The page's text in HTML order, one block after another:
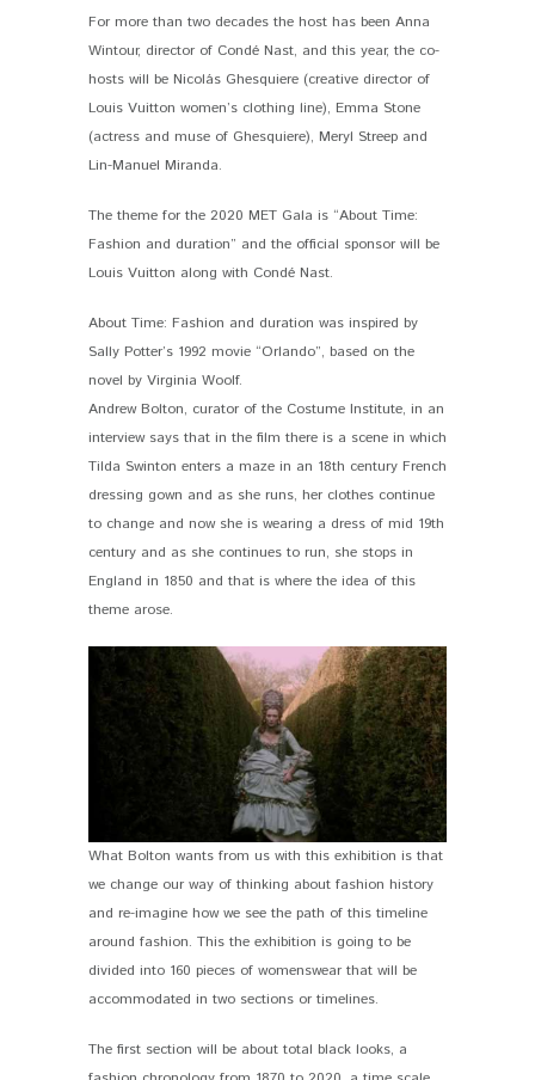
For more than two decades the host has been Anna
Wintour, director of Condé Nast, and this year, the co-
hosts will be Nicolás Ghesquiere (creative director of
Louis Vuitton women’s clothing line), Emma Stone
(actress and muse of Ghesquiere), Meryl Streep and
Lin-Manuel Miranda.
The theme for the 2020 MET Gala is “About Time:
Fashion and duration” and the official sponsor will be
Louis Vuitton along with Condé Nast.
About Time: Fashion and duration was inspired by
Sally Potter’s 1992 movie “Orlando”, based on the
novel by Virginia Woolf.
Andrew Bolton, curator of the Costume Institute, in an
interview says that in the film there is a scene in which
Tilda Swinton enters a maze in an 18th century French
dressing gown and as she runs, her clothes continue
to change and now she is wearing a dress of mid 19th
century and as she continues to run, she stops in
England in 1850 and that is where the idea of ​​this
theme arose.
What Bolton wants from us with this exhibition is that
we change our way of thinking about fashion history
and re-imagine how we see the path of this timeline
around fashion. This the exhibition is going to be
divided into 160 pieces of womenswear that will be
accommodated in two sections or timelines.
The first section will be about total black looks, a